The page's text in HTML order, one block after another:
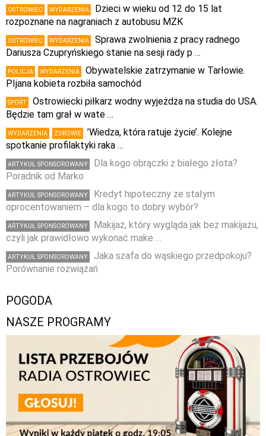
OSTROWIEC WYDARZENIA
Dzieci w wieku od 12 do 15 lat
rozpoznane na nagraniach z autobusu MZK
OSTROWIEC WYDARZENIA
Sprawa zwolnienia z pracy radnego
Dariusza Czupryńskiego stanie na sesji rady p …
POLICJA WYDARZENIA
Obywatelskie zatrzymanie w Tarłowie.
PIjana kobieta rozbiła samochód
SPORT
Ostrowiecki piłkarz wodny wyjeżdża na studia do USA.
Będzie tam grał w wate …
WYDARZENIA ZDROWIE
’Wiedza, która ratuje życie’. Kolejne
spotkanie profilaktyki raka …
ARTYKUŁ SPONSOROWANY
Dla kogo obrączki z białego złota?
Poradnik od Marko
ARTYKUŁ SPONSOROWANY
Kredyt hipoteczny ze stałym
oprocentowaniem – dla kogo to dobry wybór?
ARTYKUŁ SPONSOROWANY
Makijaż, który wygląda jak bez makijażu,
czyli jak prawidłowo wykonać make …
ARTYKUŁ SPONSOROWANY
Jaka szafa do wąskiego przedpokoju?
Porównanie rozwiązań
POGODA
NASZE PROGRAMY